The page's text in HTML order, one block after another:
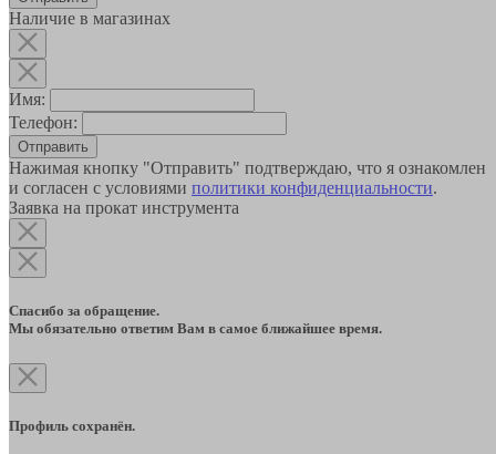
Наличие в магазинах
Имя:
Телефон:
Отправить
Нажимая кнопку "Отправить" подтверждаю, что я ознакомлен
и согласен с условиями политики конфиденциальности.
Заявка на прокат инструмента
Спасибо за обращение.
Мы обязательно ответим Вам в самое ближайшее время.
Профиль сохранён.